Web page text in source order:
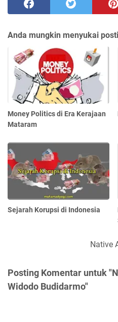
Anda mungkin menyukai
Money Politics di Era Kerajaan
Mataram
Sejarah Korupsi di Indonesia
Native
Posting Komentar untuk
Widodo Budidarmo"